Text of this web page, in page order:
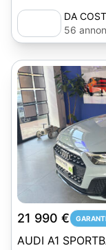
DA
56
21 990 €
AUDI A1